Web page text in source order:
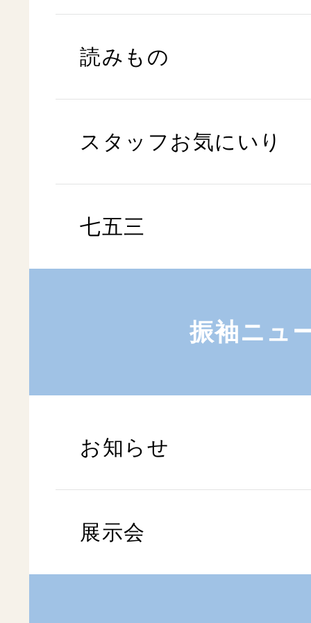
読みもの
スタッフお気にいり
七五三
振袖ニュ
お知らせ
展示会